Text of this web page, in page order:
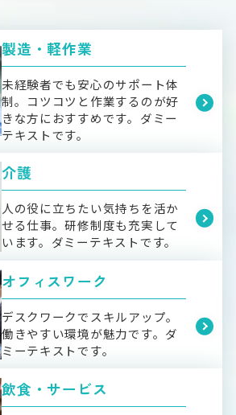
製造・軽作業
未経験者でも安心のサポート体
制。コツコツと作業するのが好
きな方におすすめです。ダミー
テキストです。
介護
人の役に立ちたい気持ちを活か
せる仕事。研修制度も充実して
います。ダミーテキストです。
オフィスワーク
デスクワークでスキルアップ。
働きやすい環境が魅力です。ダ
ミーテキストです。
飲食・サービス